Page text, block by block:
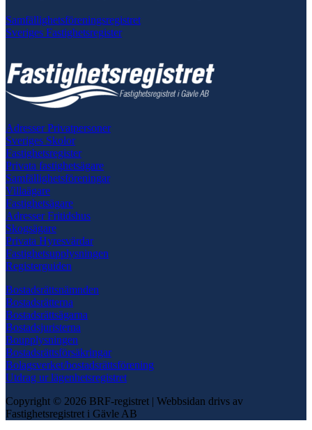
Samfällighetsföreningsregistret
Sveriges Fastighetsregister
Adresser Privatpersoner
Sveriges Skolor
Fastighetsregister
Privata fastighetsägare
Samfällighetsföreningar
Villaägare
Fastighetsägare
Adresser Fritidshus
Skogsägare
Privata Hyresvärdar
Fastighetsupplysningen
Registerguiden
Bostadsrättsnämnden
Bostadsrätterna
Bostadsrättsägarna
Bostadsjuristerna
Boupplysningen
Bostadsrättsförsäkringar
Bolagsverket/bostadsrättsförening
Utdrag ur lägenhetsregistret
Copyright © 2026 BRF-registret | Webbsidan drivs av
Fastighetsregistret i Gävle AB